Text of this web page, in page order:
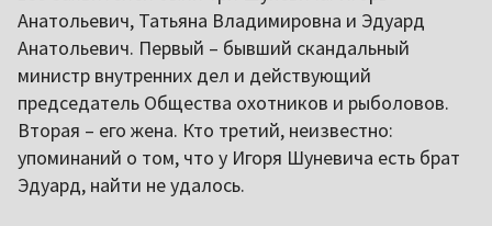
Анатольевич, Татьяна Владимировна и Эдуард
Анатольевич. Первый – бывший скандальный
министр внутренних дел и действующий
председатель Общества охотников и рыболовов.
Вторая – его жена. Кто третий, неизвестно:
упоминаний о том, что у Игоря Шуневича есть брат
Эдуард, найти не удалось.